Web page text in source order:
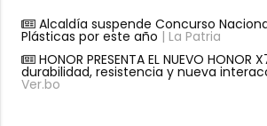
Alcaldía suspende Concurso
Plásticas por este año | La Patria
HONOR PRESENTA EL NUEVO
durabilidad, resistencia y nueva
Ver.bo